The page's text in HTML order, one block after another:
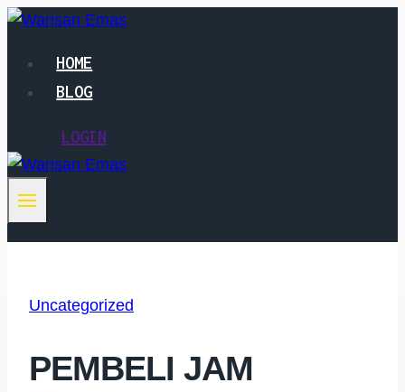
Skip
contentHOME
BLOG
LOGIN
Uncategorized
PEMBELI JAM